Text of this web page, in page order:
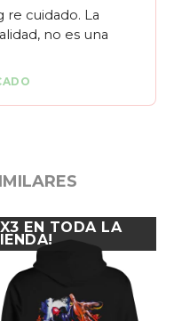
re cuidado. La
no es una
EN TODA LA